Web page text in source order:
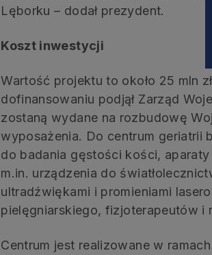
Lęborku – dodał prezydent.
Koszt inwestycji
Wartość projektu to około 25 mln
dofinansowaniu podjął Zarząd
zostaną wydane na rozbudowę
wyposażenia. Do centrum
do badania gęstości kości,
m.in. urządzenia do
ultradźwiękami i promieniami
pielęgniarskiego, fizjoterapeutów i
Centrum jest realizowane w